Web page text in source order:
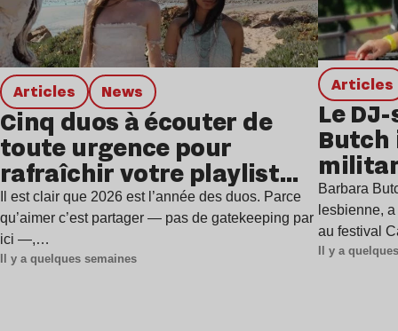
Articles news
Cinq duos à écouter de
toute urgence pour
rafraîchir votre playlist
estivale
Il est clair que 2026 est l’année des duos. Parce
qu’aimer c’est partager — pas de gatekeeping par
ici —,…
Il y a quelques semaines
Articles
Le
Butch
à
Barbara
lesbienne,
au festival
Il y a